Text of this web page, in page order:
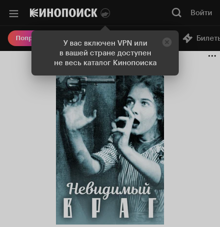
У вас включен VPN или
в вашей стране доступен
не весь каталог Кинопоиска
Войти
Попробовать Плюс Онлайн-кинотеатр